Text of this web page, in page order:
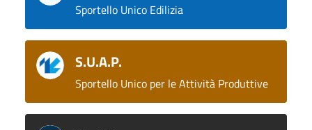
Sportello Unico Edilizia
S.U.A.P.
Sportello Unico per le Attività Produttive